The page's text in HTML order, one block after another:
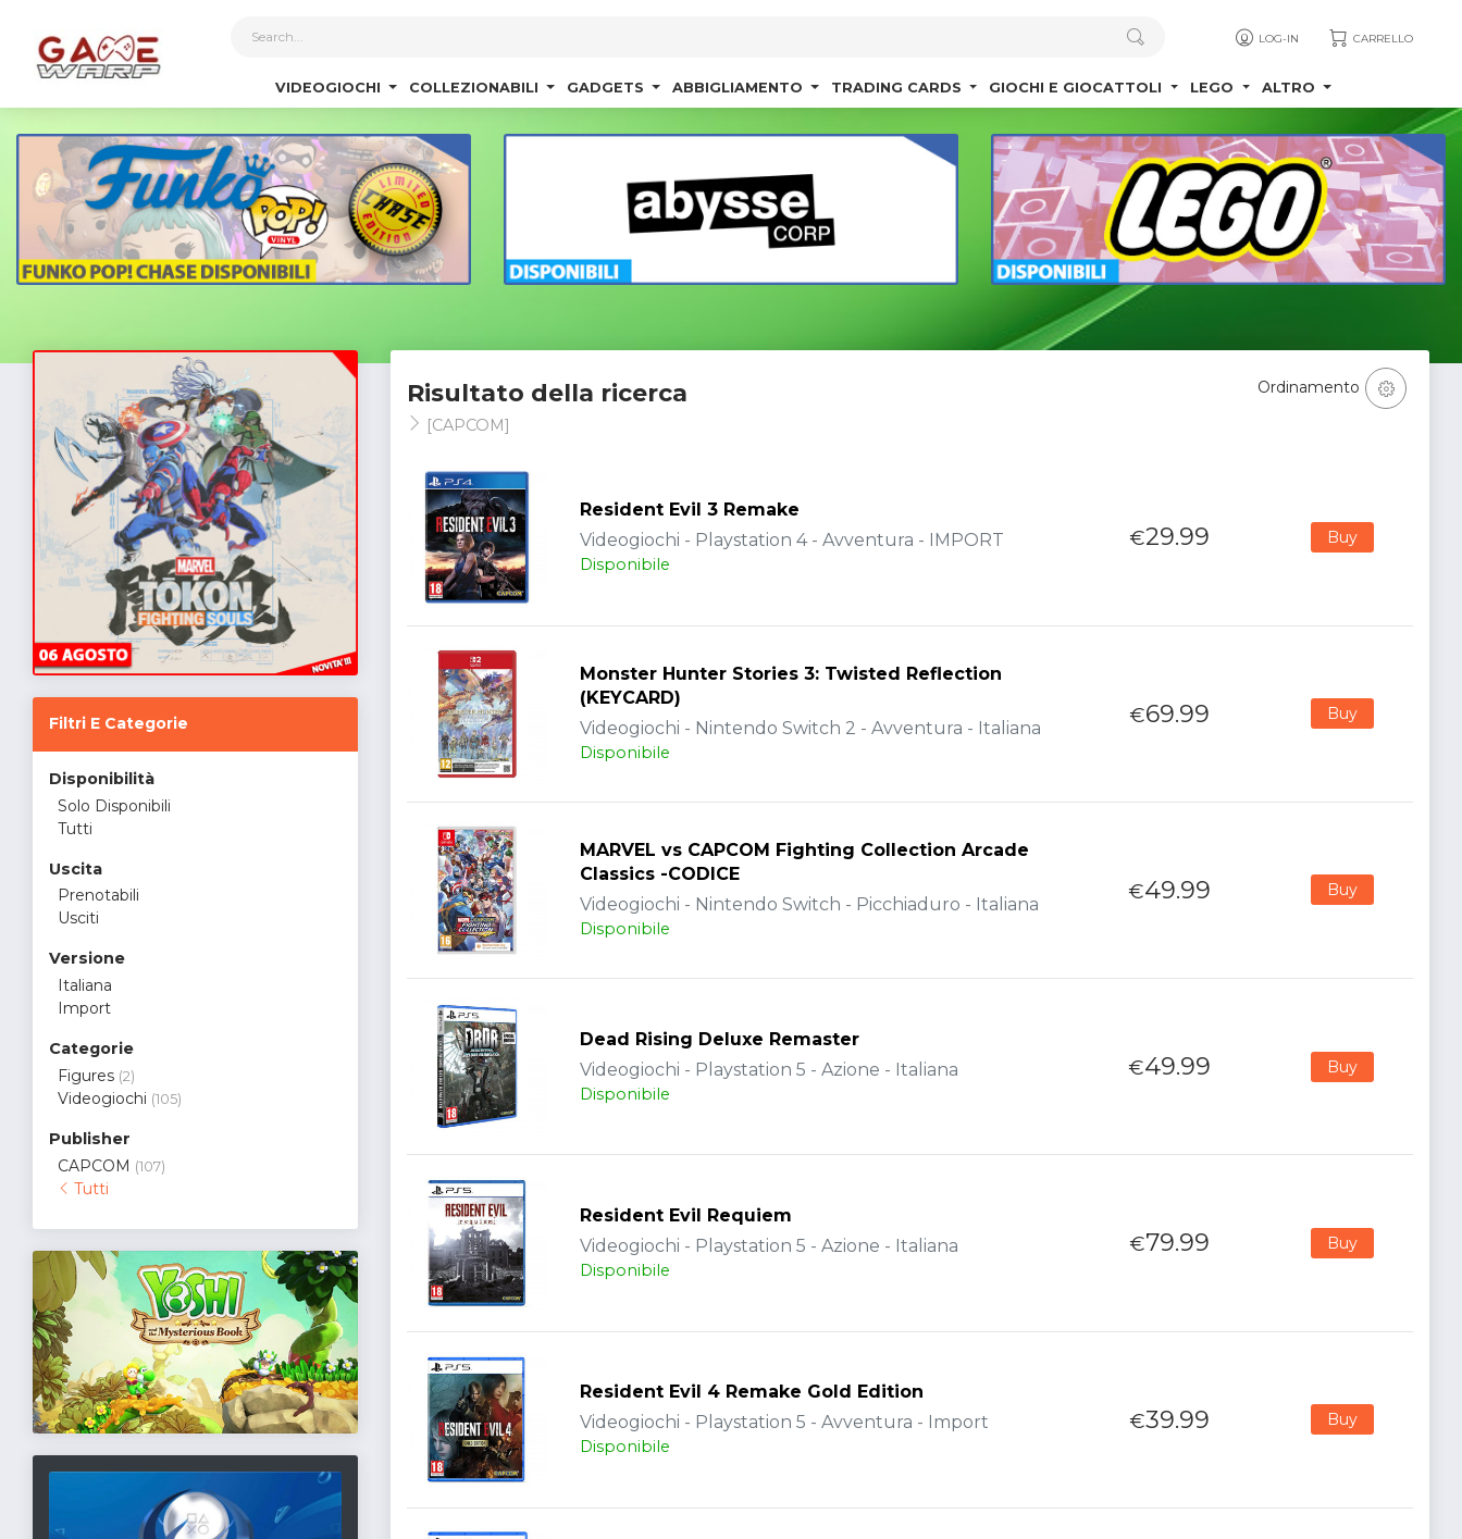
LOG-IN CARRELLO
VIDEOGIOCHI COLLEZIONABILI GADGETS ABBIGLIAMENTO TRADING CARDS GIOCHI E GIOCATTOLI LEGO ALTRO
Filtri E Categorie
Disponibilità
Solo Disponibili
Tutti
Uscita
Prenotabili
Usciti
Versione
Italiana
Import
Categorie
Figures (2)
Videogiochi (105)
Publisher
CAPCOM (107)
Tutti
Risultato della ricerca
[CAPCOM]
Ordinamento
Resident Evil 3 Remake
Videogiochi - Playstation 4 - Avventura - IMPORT
Disponibile
€29.99 Buy
Monster Hunter Stories 3: Twisted Reflection
(KEYCARD)
Videogiochi - Nintendo Switch 2 - Avventura - Italiana
Disponibile
€69.99 Buy
MARVEL vs CAPCOM Fighting Collection Arcade
Classics -CODICE
Videogiochi - Nintendo Switch - Picchiaduro - Italiana
Disponibile
€49.99 Buy
Dead Rising Deluxe Remaster
Videogiochi - Playstation 5 - Azione - Italiana
Disponibile
€49.99 Buy
Resident Evil Requiem
Videogiochi - Playstation 5 - Azione - Italiana
Disponibile
€79.99 Buy
Resident Evil 4 Remake Gold Edition
Videogiochi - Playstation 5 - Avventura - Import
Disponibile
€39.99 Buy